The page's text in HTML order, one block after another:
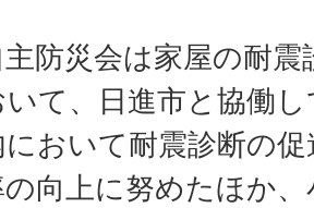
防災会は家屋の耐
て、日進市と協働
において耐震診断の
向上に努めたほか